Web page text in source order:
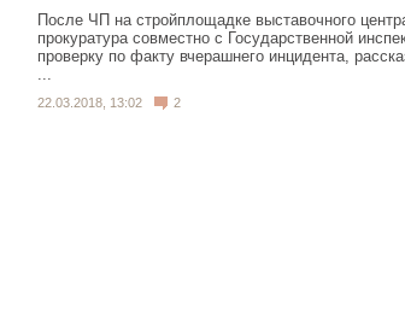
После ЧП на стройплощадке выставочного
прокуратура совместно с Государственной
проверку по факту вчерашнего инцидента,
22.03.2018, 13:02 2